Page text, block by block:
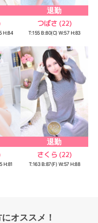
H:84
退勤
つばさ (22)
T:155 B:80(C) W:57 H:83
H:81
退勤
さくら (22)
T:163 B:87(F) W:57 H:88
オススメ！